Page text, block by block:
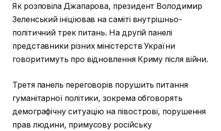
Як розповіла Джапарова, президент Володимир
Зеленський ініціював на саміті внутрішньо-
політичний трек питань. На другій панелі
представники різних міністерств України
говоритимуть про відновлення Криму після війни.
Третя панель переговорів порушить питання
гуманітарної політики, зокрема обговорять
демографічну ситуацію на півострові, порушення
прав людини, примусову російську